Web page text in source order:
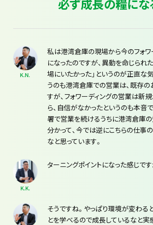
必ず成長の糧にな
K.N.
私は港湾倉庫の現場から今のフォワ
になったのですが、異動を命じられ
場にいたかった」というのが正直な
うのも港湾倉庫での営業は、既存
すが、フォワーディングの営業は新
ら、自信がなかったというのも本音
署で営業を続けるうちに港湾倉庫
分かって、今では逆にこちらの仕事
なと思っています。
K.K.
ターニングポイントになった感じです
そうですね。やっぱり環境が変わる
とを学べるので成長しているなと実